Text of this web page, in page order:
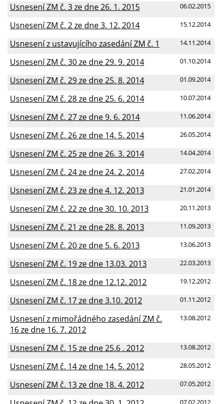
06.02.2015
Usnesení ZM č. 3 ze dne 26. 1. 2015
15.12.2014
Usnesení ZM č. 2 ze dne 3. 12. 2014
14.11.2014
Usnesení z ustavujícího zasedání ZM č. 1
01.10.2014
Usnesení ZM č. 30 ze dne 29. 9. 2014
01.09.2014
Usnesení ZM č. 29 ze dne 25. 8. 2014
10.07.2014
Usnesení ZM č. 28 ze dne 25. 6. 2014
11.06.2014
Usnesení ZM č. 27 ze dne 9. 6. 2014
26.05.2014
Usnesení ZM č. 26 ze dne 14. 5. 2014
14.04.2014
Usnesení ZM č. 25 ze dne 26. 3. 2014
27.02.2014
Usnesení ZM č. 24 ze dne 24. 2. 2014
21.01.2014
Usnesení ZM č. 23 ze dne 4. 12. 2013
20.11.2013
Usnesení ZM č. 22 ze dne 30. 10. 2013
11.09.2013
Usnesení ZM č. 21 ze dne 28. 8. 2013
13.06.2013
Usnesení ZM č. 20 ze dne 5. 6. 2013
22.03.2013
Usnesení ZM č. 19 ze dne 13.03. 2013
19.12.2012
Usnesení ZM č. 18 ze dne 12.12. 2012
01.11.2012
Usnesení ZM č. 17 ze dne 3.10. 2012
13.08.2012
Usnesení z mimořádného zasedání ZM č.
16 ze dne 16. 7. 2012
13.08.2012
Usnesení ZM č. 15 ze dne 25.6 . 2012
28.05.2012
Usnesení ZM č. 14 ze dne 14. 5. 2012
07.05.2012
Usnesení ZM č. 13 ze dne 18. 4. 2012
07.02.2012